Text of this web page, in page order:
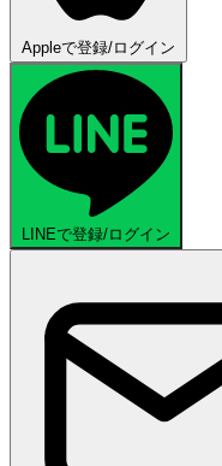
Appleで登録/ログイン
LINEで登録/ログイン